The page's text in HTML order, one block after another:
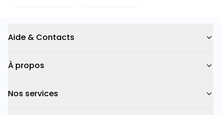
Aide & Contacts
À propos
Nos services